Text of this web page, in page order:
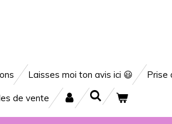
Laisses moi ton avis ici 😃 Prise
de vente